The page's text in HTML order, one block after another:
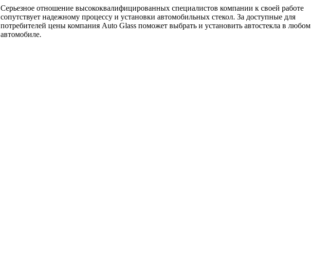
Серьезное отношение высококвалифицированных специалистов компании к своей работе
сопутствует надежному процессу и установки автомобильных стекол. За доступные для
потребителей цены компания Auto Glass поможет выбрать и установить автостекла в любом
автомобиле.